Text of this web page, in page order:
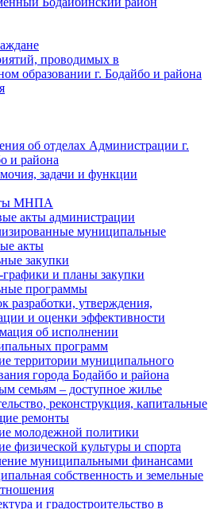
проводимых в
образовании г. Бодайбо и района
об отделах Администрации г.
и района
задачи и функции
МНПА
акты администрации
муниципальные
акты
закупки
и планы закупки
программы
разработки, утверждения,
и оценки эффективности
об исполнении
программ
территории муниципального
города Бодайбо и района
семьям – доступное жилье
реконструкция, капитальные
ремонты
молодежной политики
физической культуры и спорта
муниципальными финансами
собственность и земельные
и градостроительство в